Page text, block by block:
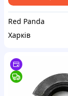
Red Panda
Харків